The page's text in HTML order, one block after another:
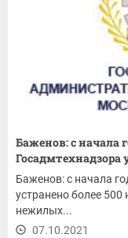
Баженов: с начала
Госадмтехнадзора
Баженов: с начала
устранено более
нежилых...
07.10.2021